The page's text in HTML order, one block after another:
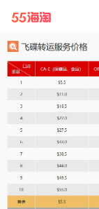
带你去官网买正品